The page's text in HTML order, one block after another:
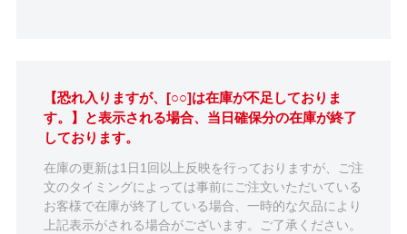
【恐れ入りますが、[○○]は在庫が不足しておりま
す。】と表示される場合、当日確保分の在庫が終了
しております。
在庫の更新は1日1回以上反映を行っておりますが、ご注
文のタイミングによっては事前にご注文いただいている
お客様で在庫が終了している場合、一時的な欠品により
上記表示がされる場合がございます。ご了承ください。